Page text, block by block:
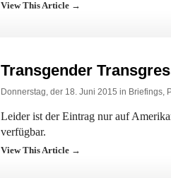
View This Article →
Transgender
Donnerstag, der 18. Juni 2015 in Briefings,
Leider ist der Eintrag nur auf
verfügbar.
View This Article →